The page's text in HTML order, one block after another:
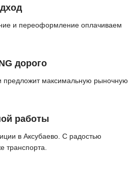
и переоформление оплачиваем
дорого
предложит максимальную рыночную
работы
в Аксубаево. С радостью
транспорта.